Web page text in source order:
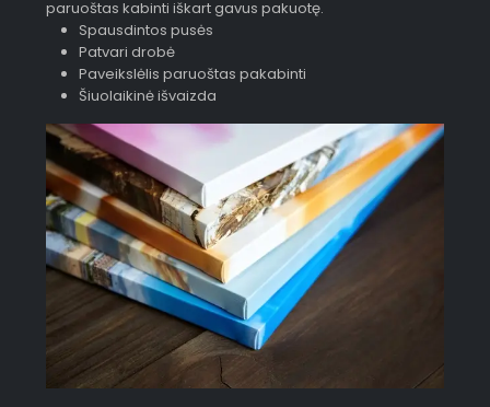
paruoštas kabinti iškart gavus pakuotę.
Spausdintos pusės
Patvari drobė
Paveikslėlis paruoštas pakabinti
Šiuolaikinė išvaizda